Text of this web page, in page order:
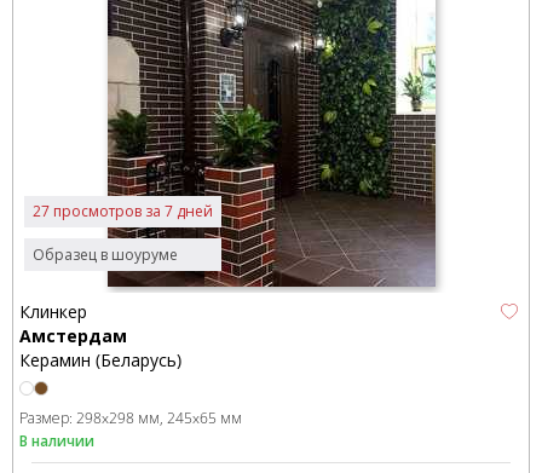
Образец в шоуруме
27 просмотров за 7 дней
Клинкер
Амстердам
Керамин (Беларусь)
Размер: 298x298 мм 245x65 мм
В наличии